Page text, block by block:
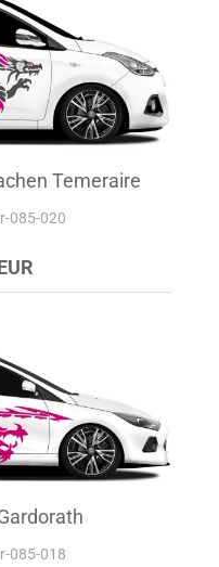
Temeraire
085-020
085-018